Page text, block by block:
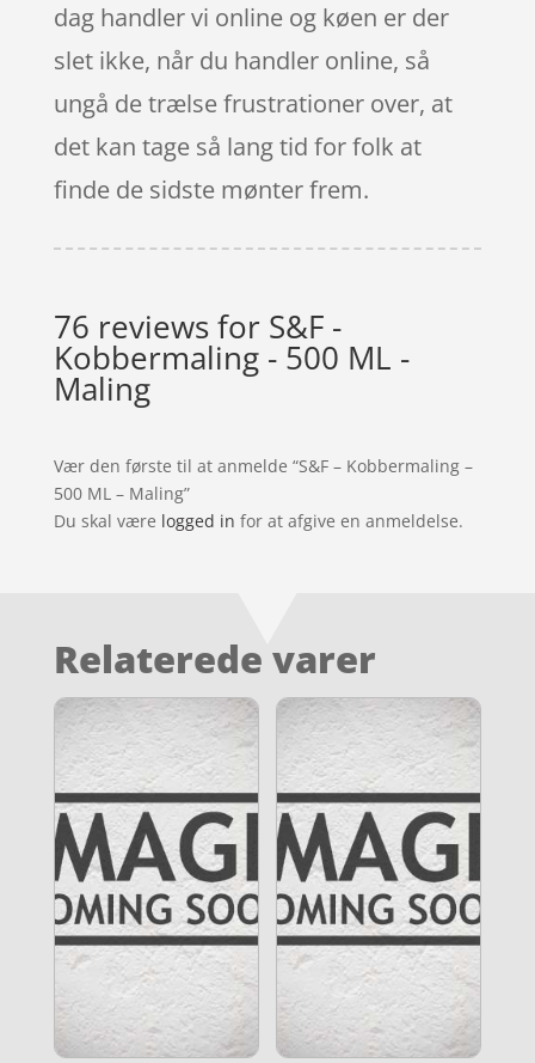
dag handler vi online og køen er der
slet ikke, når du handler online, så
ungå de trælse frustrationer over, at
det kan tage så lang tid for folk at
finde de sidste mønter frem.
76 reviews for S&F -
Kobbermaling - 500 ML -
Maling
Vær den første til at anmelde “S&F – Kobbermaling –
500 ML – Maling”
Du skal være logged in for at afgive en anmeldelse.
Relaterede varer